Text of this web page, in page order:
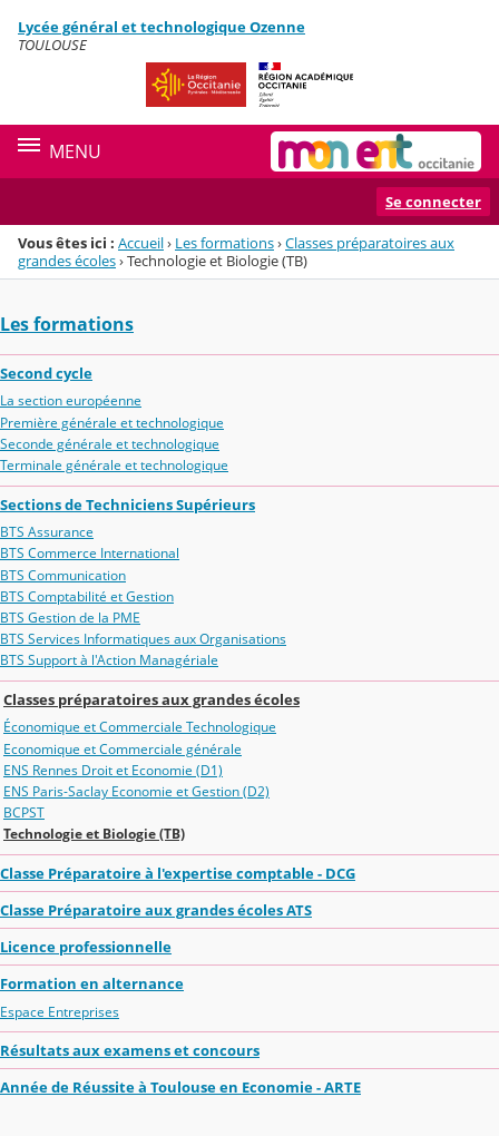
Menu de la rubrique
Contenu
Lycée général et technologique Ozenne
TOULOUSE
MENU
Se connecter
Vous êtes ici : Accueil› Les formations›Classes préparatoires aux
grandes écoles›Technologie et Biologie (TB)
Les formations
Second cycle
La section européenne
Première générale et technologique
Seconde générale et technologique
Terminale générale et technologique
Sections de Techniciens Supérieurs
BTS Assurance
BTS Commerce International
BTS Communication
BTS Comptabilité et Gestion
BTS Gestion de la PME
BTS Services Informatiques aux Organisations
BTS Support à l'Action Managériale
Classes préparatoires aux grandes écoles
Économique et Commerciale Technologique
Economique et Commerciale générale
ENS Rennes Droit et Economie (D1)
ENS Paris-Saclay Economie et Gestion (D2)
BCPST
Technologie et Biologie (TB)
Classe Préparatoire à l'expertise comptable - DCG
Classe Préparatoire aux grandes écoles ATS
Licence professionnelle
Formation en alternance
Espace Entreprises
Résultats aux examens et concours
Année de Réussite à Toulouse en Economie - ARTE